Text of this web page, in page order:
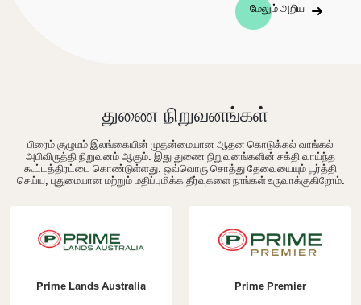
மேலும் அறிய
துணை நிறுவனங்கள்
பிரைம் குழுமம் இலங்கையின் முதன்மையான ஆதன கொடுக்கல் வாங்கல்
அபிவிருத்தி நிறுவனம் ஆகும். இது துணை நிறுவனங்களின் சக்தி வாய்ந்த
கூட்டத்திரட்டை கொண்டுள்ளது. ஒவ்வொரு சொத்து தேவையையும் பூர்த்தி
செய்ய, புதுமையான மற்றும் மதிப்புமிக்க தீர்வுகளை நாங்கள் உருவாக்குகிறோம்.
Prime Lands Australia Prime Premier